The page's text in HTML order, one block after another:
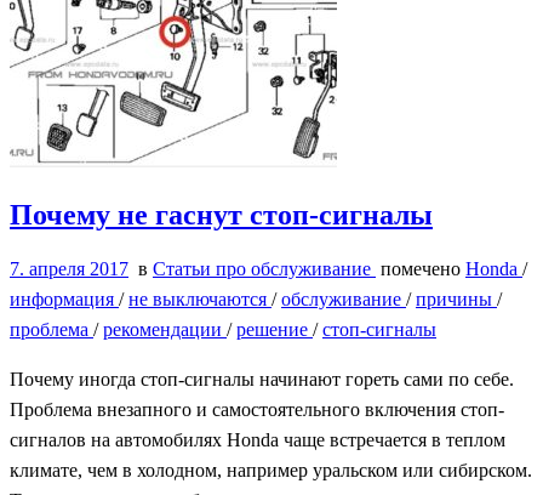
Почему не гаснут стоп-сигналы
7. апреля 2017 в Статьи про обслуживание помечено Honda /
информация /не выключаются /обслуживание /причины /
проблема /рекомендации /решение /стоп-сигналы
Почему иногда стоп-сигналы начинают гореть сами по себе.
Проблема внезапного и самостоятельного включения стоп-
сигналов на автомобилях Honda чаще встречается в теплом
климате, чем в холодном, например уральском или сибирском.